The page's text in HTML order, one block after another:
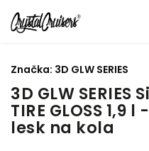
3D GLW SERIES
TIRE GLOSS
lesk na kola
Značka: 3D GLW SERIES